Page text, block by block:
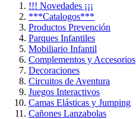
!!! Novedades ¡¡¡
***Catalogos***
Productos Prevención
Parques Infantiles
Mobiliario Infantil
Complementos y Accesorios
Decoraciones
Circuitos de Aventura
Juegos Interactivos
Camas Elásticas y Jumping
Cañones Lanzabolas